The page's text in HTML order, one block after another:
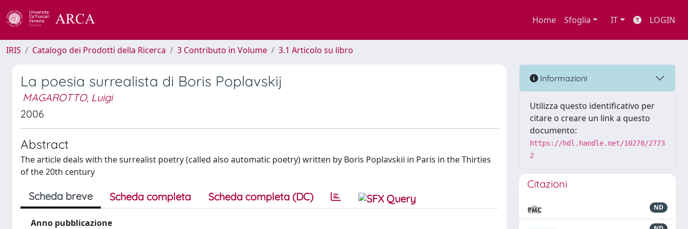
Home Sfoglia IT LOGIN
IRIS Catalogo dei Prodotti della Ricerca 3 Contributo in Volume 3.1 Articolo su libro
La poesia surrealista di Boris Poplavskij
MAGAROTTO, Luigi
2006
Abstract
The article deals with the surrealist poetry (called also automatic poetry) written by Boris Poplavskii in Paris in the Thirties
of the 20th century
Scheda breve Scheda completa Scheda completa (DC)
Anno pubblicazione
Informazioni
Utilizza questo identificativo per
citare o creare un link a questo
documento:
https://hdl.handle.net/10278/2773
2
Citazioni
ND